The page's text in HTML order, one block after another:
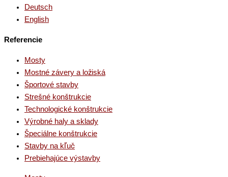
Deutsch
English
Referencie
Mosty
Mostné závery a ložiská
Športové stavby
Strešné konštrukcie
Technologické konštrukcie
Výrobné haly a sklady
Špeciálne konštrukcie
Stavby na kľuč
Prebiehajúce výstavby